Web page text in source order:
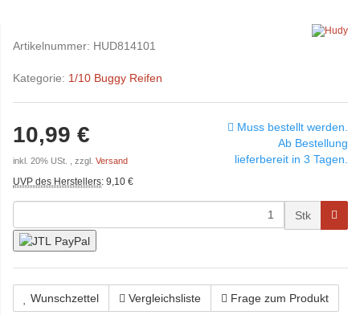
Artikelnummer: HUD814101
Kategorie: 1/10 Buggy Reifen
10,99 €
inkl. 20% USt. , zzgl. Versand
UVP des Herstellers: 9,10 €
Muss bestellt werden.
Ab Bestellung
lieferbereit in 3 Tagen.
Stk
Wunschzettel Vergleichsliste Frage zum Produkt